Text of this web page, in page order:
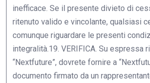
inefficace. Se il presente divieto di
ritenuto valido e vincolante, qualsiasi
comunque riguardare le presenti
integralità.19. VERIFICA. Su espressa
“Nextfuture”, dovrete fornire a
documento firmato da un